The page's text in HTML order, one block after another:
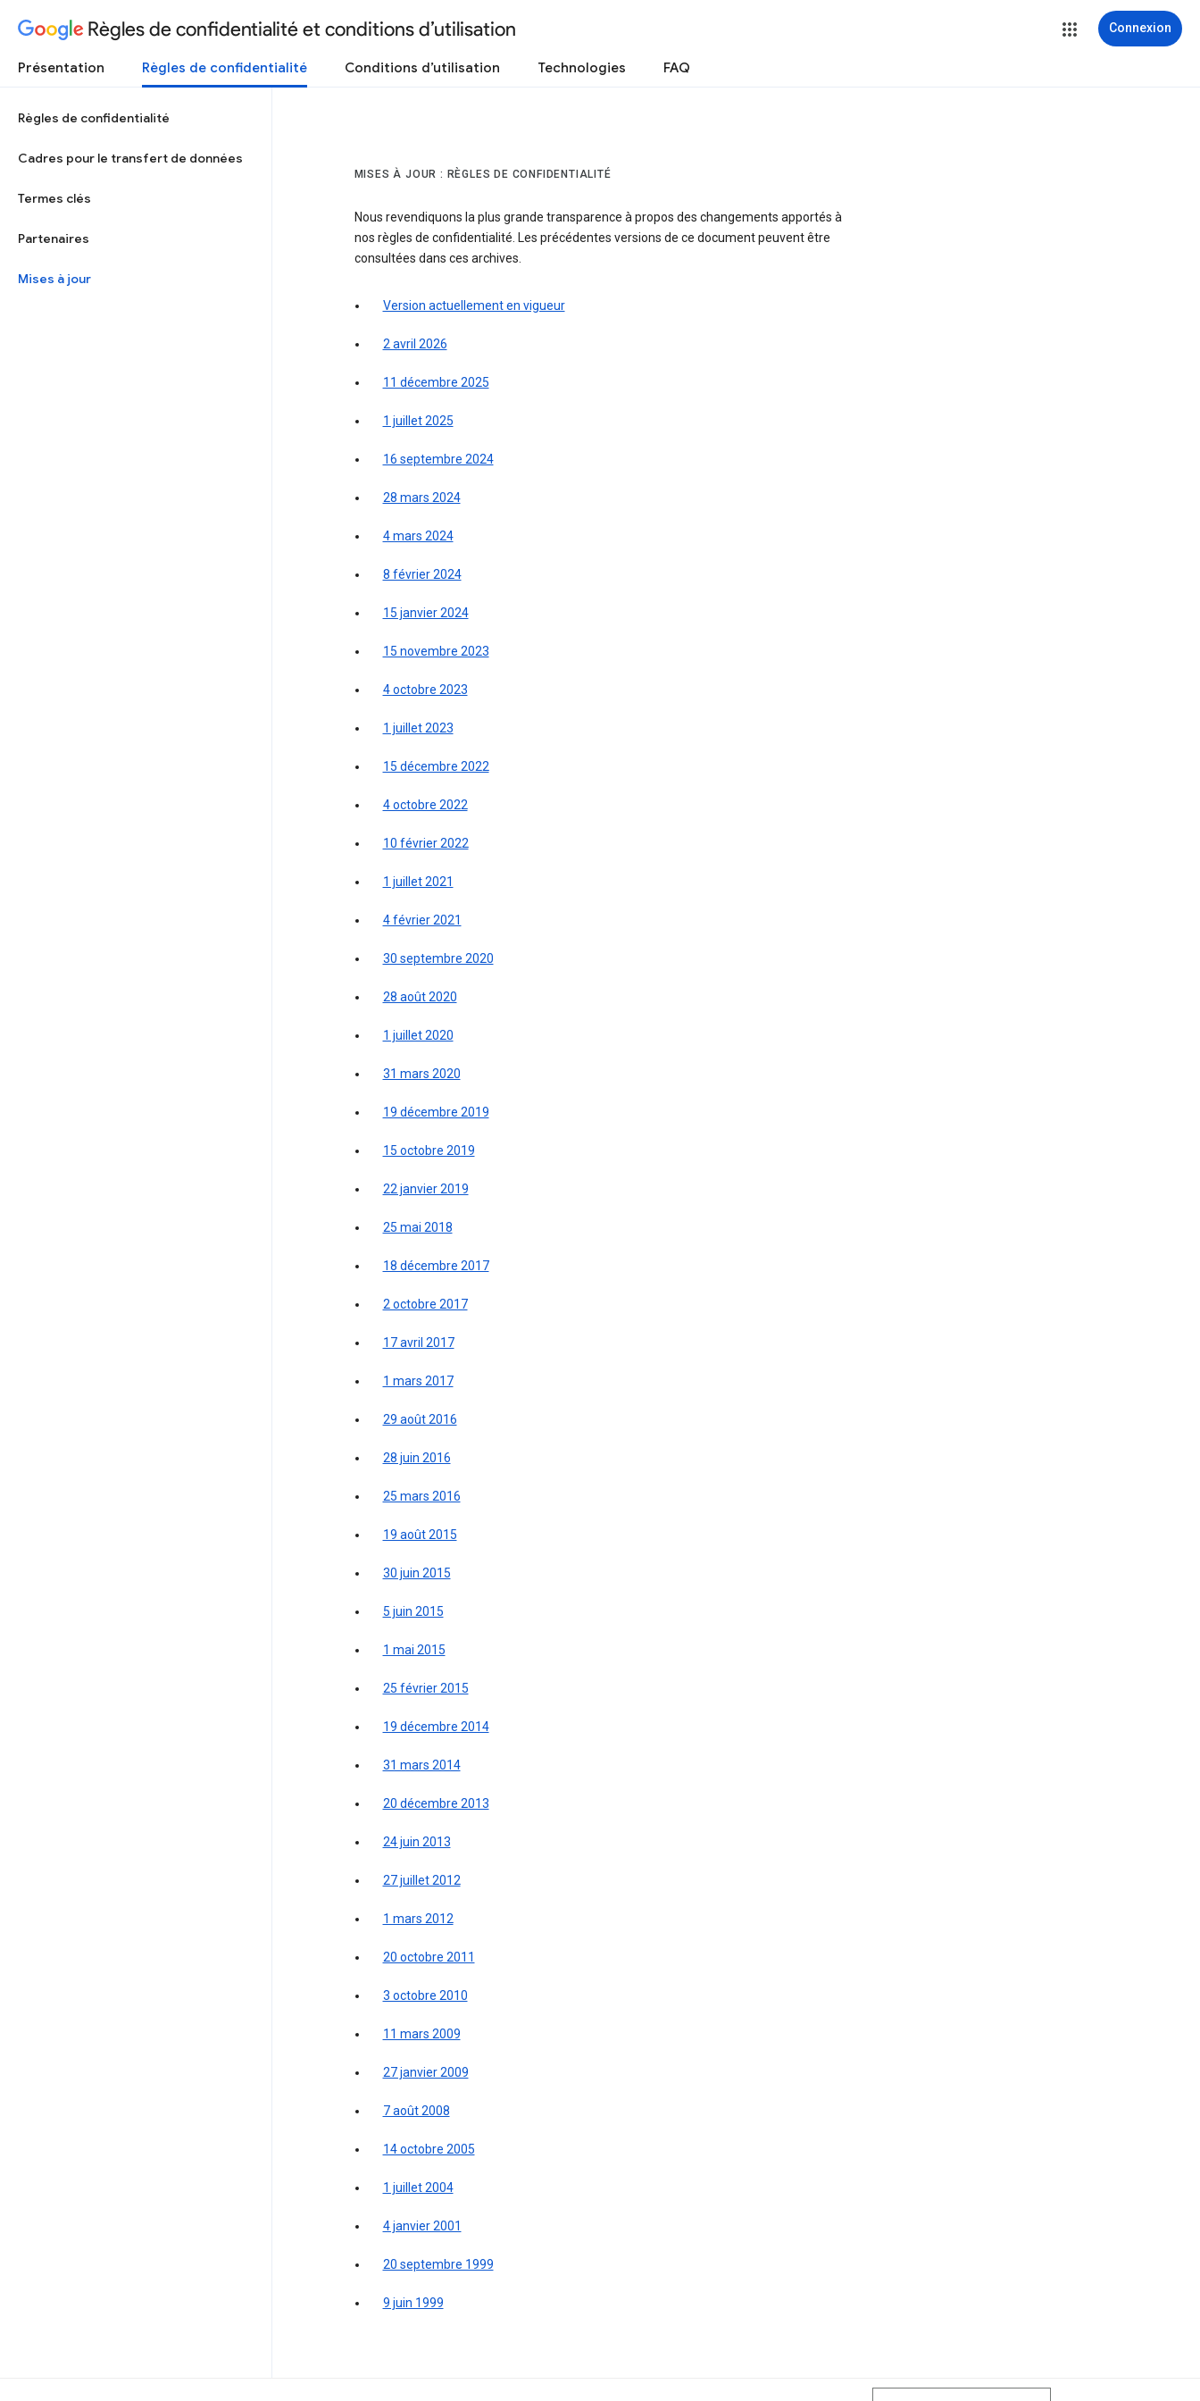
Règles de confidentialité et conditions d’utilisation Connexion
Présentation Règles de confidentialité Conditions d’utilisation Technologies FAQ
Règles de confidentialité
Cadres pour le transfert de données
Termes clés
Partenaires
Mises à jour
MISES À JOUR : RÈGLES DE CONFIDENTIALITÉ
Nous revendiquons la plus grande transparence à propos des changements apportés à
nos règles de confidentialité. Les précédentes versions de ce document peuvent être
consultées dans ces archives.
Version actuellement en vigueur
2 avril 2026
11 décembre 2025
1 juillet 2025
16 septembre 2024
28 mars 2024
4 mars 2024
8 février 2024
15 janvier 2024
15 novembre 2023
4 octobre 2023
1 juillet 2023
15 décembre 2022
4 octobre 2022
10 février 2022
1 juillet 2021
4 février 2021
30 septembre 2020
28 août 2020
1 juillet 2020
31 mars 2020
19 décembre 2019
15 octobre 2019
22 janvier 2019
25 mai 2018
18 décembre 2017
2 octobre 2017
17 avril 2017
1 mars 2017
29 août 2016
28 juin 2016
25 mars 2016
19 août 2015
30 juin 2015
5 juin 2015
1 mai 2015
25 février 2015
19 décembre 2014
31 mars 2014
20 décembre 2013
24 juin 2013
27 juillet 2012
1 mars 2012
20 octobre 2011
3 octobre 2010
11 mars 2009
27 janvier 2009
7 août 2008
14 octobre 2005
1 juillet 2004
4 janvier 2001
20 septembre 1999
9 juin 1999